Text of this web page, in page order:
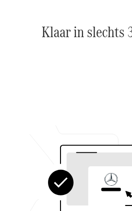
Klaar in slechts